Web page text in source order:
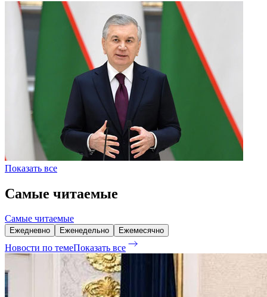
Показать все
Самые читаемые
Самые читаемые
Ежедневно Еженедельно Ежемесячно
Новости по темеПоказать все